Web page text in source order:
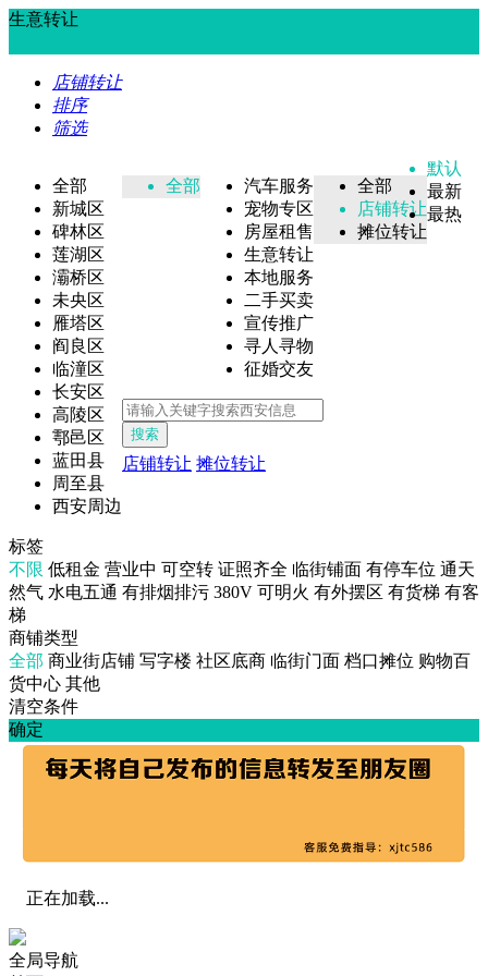
生意转让
店铺转让
排序
筛选
全部
新城区
碑林区
莲湖区
灞桥区
未央区
雁塔区
阎良区
临潼区
长安区
高陵区
鄠邑区
蓝田县
周至县
西安周边
全部
汽车服务
宠物专区
房屋租售
生意转让
本地服务
二手买卖
宣传推广
寻人寻物
征婚交友
全部
店铺转让
摊位转让
默认
最新
最热
标签
不限 低租金 营业中 可空转 证照齐全 临街铺面 有停车位 通天
然气 水电五通 有排烟排污 380V 可明火 有外摆区 有货梯 有客
梯
商铺类型
全部 商业街店铺 写字楼 社区底商 临街门面 档口摊位 购物百
货中心 其他
清空条件
确定
搜索
店铺转让 摊位转让
正在加载...
全局导航